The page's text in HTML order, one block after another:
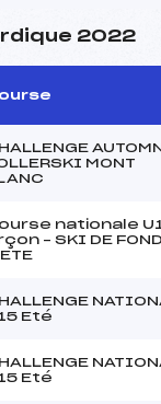
2022
MONT
nationale
– SKI DE FOND
Eté
Eté